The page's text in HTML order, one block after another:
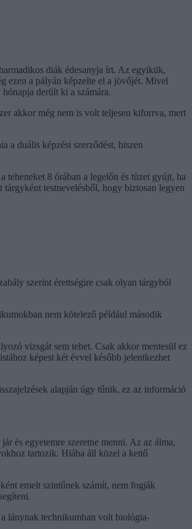
diák édesanyja írt. Az egyikük,
ezen a pályán képzelte el a jövőjét. Mivel
derült ki a számára.
akkor még nem is volt teljesen kiforrva, mert
a duális képzési szerződést, hiszen
8 órában a legelőn és tüzet gyújt, ha
testnevelésből, hogy biztosan legyen
szerint érettségire csak olyan tárgyból
nem kötelező például második
vizsgát sem tehet. Csak akkor mentesül ez
képest két évvel később jelentkezhet
alapján úgy tűnik, ez az információ
és egyetemre szeretne menni. Az az álma,
tartozik. Hiába áll közel a kettő
emelt szintűnek számít, nem fogják
lánynak technikumban volt biológia-